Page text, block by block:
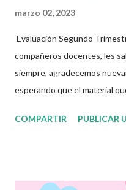
marzo 02, 2023
Evaluación Segundo
compañeros docentes, les
siempre, agradecemos
esperando que el material
compartir con ustedes este
COMPARTIR PUBLICAR